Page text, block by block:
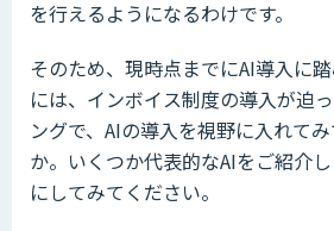
を行えるようになるわけです。
そのため、現時点までにAI導入に
には、インボイス制度の導入が迫
ングで、AIの導入を視野に入れて
か。いくつか代表的なAIをご紹介
にしてみてください。